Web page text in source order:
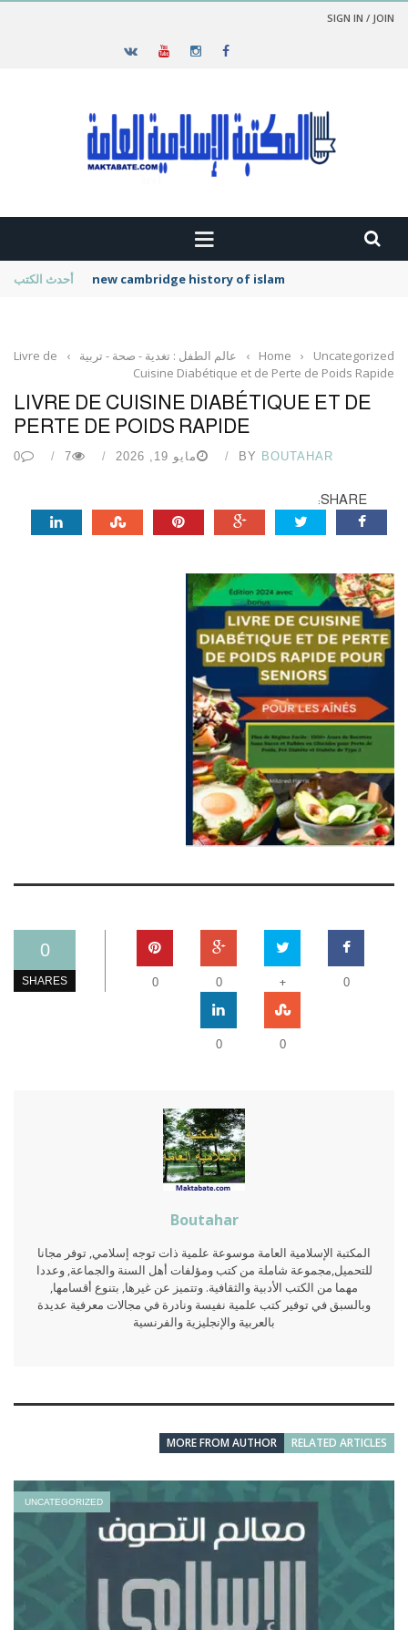
SIGN IN / JOIN
أحدث الكتب new cambridge history of islam
Home › Uncategorized
› عالم الطفل : تغدية - صحة - تربية ›
Livre de
Cuisine Diabétique et de Perte de Poids Rapide
LIVRE DE CUISINE DIABÉTIQUE ET DE
PERTE DE POIDS RAPIDE
BY BOUTAHAR مايو 19, 2026 7
0
SHARE:
0
SHARES 0
+
0
0
0
0
Boutahar
المكتبة الإسلامية العامة موسوعة علمية ذات توجه إسلامي, توفر مجانا
للتحميل,مجموعة شاملة من كتب ومؤلفات أهل السنة والجماعة, وعددا
مهما من الكتب الأدبية والثقافية. وتتميز عن غيرها, بتنوع أقسامها,
وبالسبق في توفير كتب علمية نفيسة ونادرة في مجالات معرفية عديدة
بالعربية والإنجليزية والفرنسية
RELATED ARTICLES
MORE FROM AUTHOR
UNCATEGORIZED